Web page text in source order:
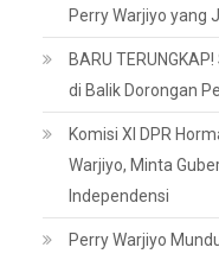
Perry Warjiyo yang
BARU
di Balik Dorongan
Komisi XI DPR
Warjiyo, Minta
Independensi
Perry Warjiyo